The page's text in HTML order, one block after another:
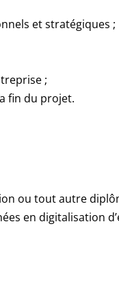
et stratégiques ;
;
fin du projet.
ou tout autre
en digitalisation